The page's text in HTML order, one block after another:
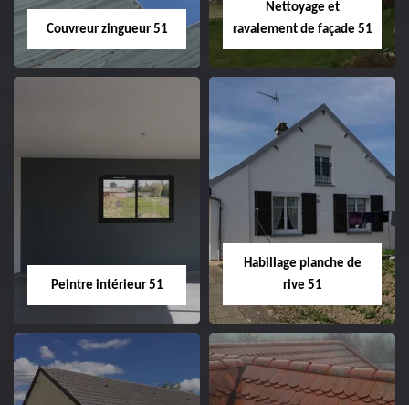
Couvreur zingueur 51
51
Nettoyage et
ravalement de façade 51
Nettoyage et
ravalement de
façade 51
Peintre intérieur 51
Habillage planche de
rive 51